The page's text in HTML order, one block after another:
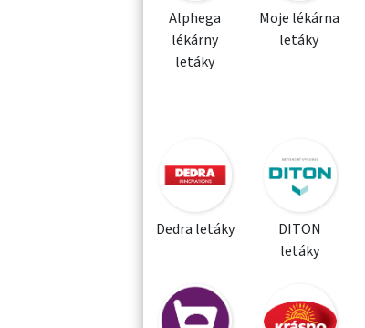
Alphega
lékárny
letáky
Moje lékárna
letáky
Dedra letáky
DITON
letáky